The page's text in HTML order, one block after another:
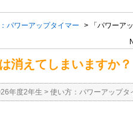
パワーアップタイマー >
「パワーア
消えてしまいますか？
年度2年生 > 使い方：パワーアップタ